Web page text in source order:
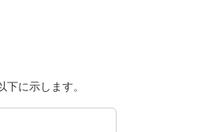
に示します。